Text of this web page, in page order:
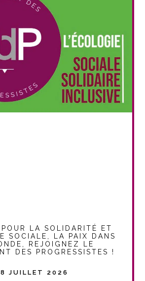
LA SOLIDARITÉ ET
SOCIALE, LA PAIX DANS
REJOIGNEZ LE
DES PROGRESSISTES !
8 JUILLET 2026